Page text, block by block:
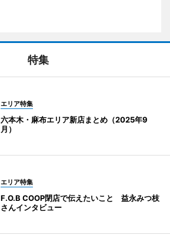
特集
エリア特集
六本木・麻布エリア新店まとめ（2025年9
月）
エリア特集
F.O.B COOP閉店で伝えたいこと 益永みつ枝
さんインタビュー